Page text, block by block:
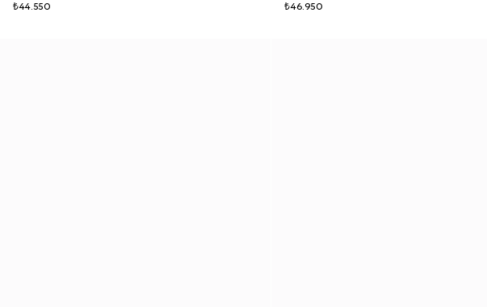
₺44.550
₺46.950